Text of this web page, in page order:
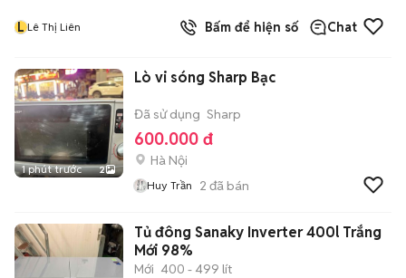
L Lê Thị Liên Bấm để hiện số Chat
1 phút trước 2
Lò vi sóng Sharp Bạc
Đã sử dụng Sharp
600.000 đ
Hà Nội
Huy Trần 2 đã bán
Tủ đông Sanaky Inverter 400l Trắng
Mới 98%
Mới 400 - 499 lít